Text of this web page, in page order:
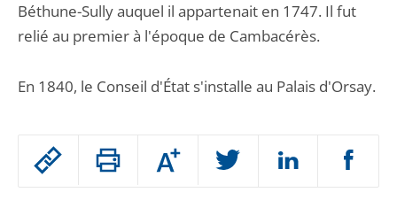
Passer
Augmenter
ou
Béthune-Sully auquel il appartenait en 1747. Il fut
relié au premier à l'époque de Cambacérès.
En 1840, le Conseil d'État s'installe au Palais d'Orsay.